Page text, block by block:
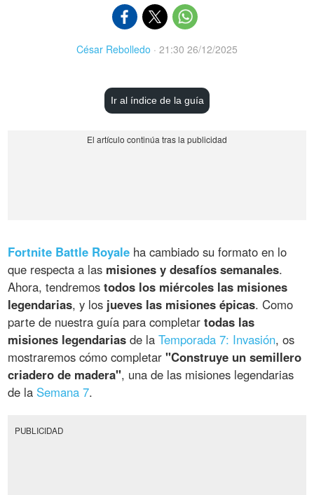
César Rebolledo · 21:30 26/12/2025
Ir al índice de la guía
Fortnite Battle Royale ha cambiado su formato en lo
que respecta a las misiones y desafíos semanales.
Ahora, tendremostodos los miércoles las misiones
legendarias, y los jueves las misiones épicas. Como
parte de nuestra guía para completartodas las
misiones legendarias de laTemporada 7: Invasión, os
mostraremos cómo completar"Construye un semillero
criadero de madera", una de las misiones legendarias
de la Semana 7.
PUBLICIDAD